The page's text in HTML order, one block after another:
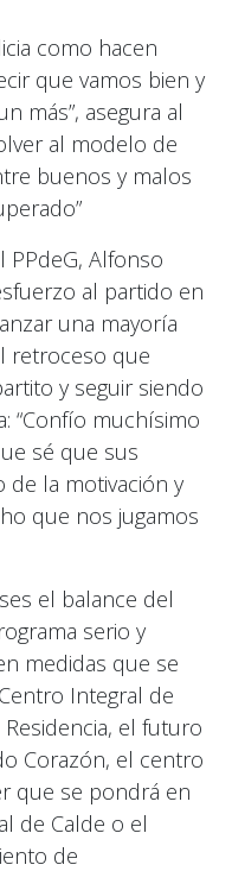
como hacen
que vamos bien y
más”, asegura al
al modelo de
buenos y malos
PPdeG, Alfonso
al partido en
una mayoría
retroceso que
y seguir siendo
“Confío muchísimo
sé que sus
la motivación y
que nos jugamos
el balance del
serio y
medidas que se
Integral de
el futuro
Corazón, el centro
que se pondrá en
de Calde o el
de